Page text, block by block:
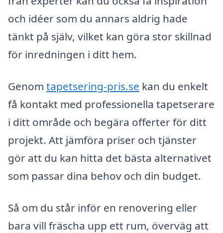
och idéer som du annars aldrig hade
tänkt på själv, vilket kan göra stor skillnad
för inredningen i ditt hem.
Genom tapetsering-pris.se kan du enkelt
få kontakt med professionella tapetserare
i ditt område och begära offerter för ditt
projekt. Att jämföra priser och tjänster
gör att du kan hitta det bästa alternativet
som passar dina behov och din budget.
Så om du står inför en renovering eller
bara vill fräscha upp ett rum, överväg att